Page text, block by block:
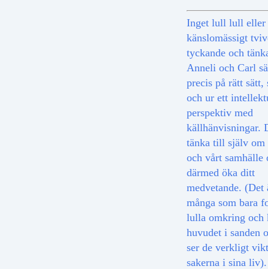
Inget lull lull eller
känslomässigt
tyckande och
Anneli och Carl
precis på rätt sätt,
och ur ett
perspektiv med
källhänvisningar.
tänka till själv
och vårt samhälle
därmed öka ditt
medvetande. (Det
många som bara
lulla omkring och
huvudet i sanden
ser de verkligt
sakerna i sina liv).